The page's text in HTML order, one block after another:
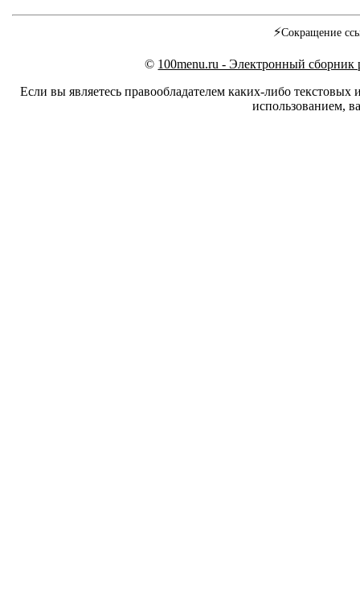
⚡Сокращение
© 100menu.ru - Электронный сборник
Если вы являетесь правообладателем каких-либо
использованием,